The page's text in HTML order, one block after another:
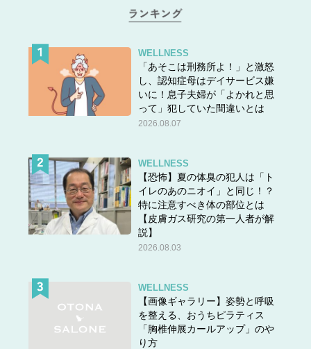
WELLNESS
「あそこは刑務所よ！」と激怒
し、認知症母はデイサービス嫌
いに！息子夫婦が「よかれと思
って」犯していた間違いとは
2026.08.07
WELLNESS
【恐怖】夏の体臭の犯人は「ト
イレのあのニオイ」と同じ！？
特に注意すべき体の部位とは
【皮膚ガス研究の第一人者が解
説】
2026.08.03
WELLNESS
【画像ギャラリー】姿勢と呼吸
を整える、おうちピラティス
「胸椎伸展カールアップ」のや
り方